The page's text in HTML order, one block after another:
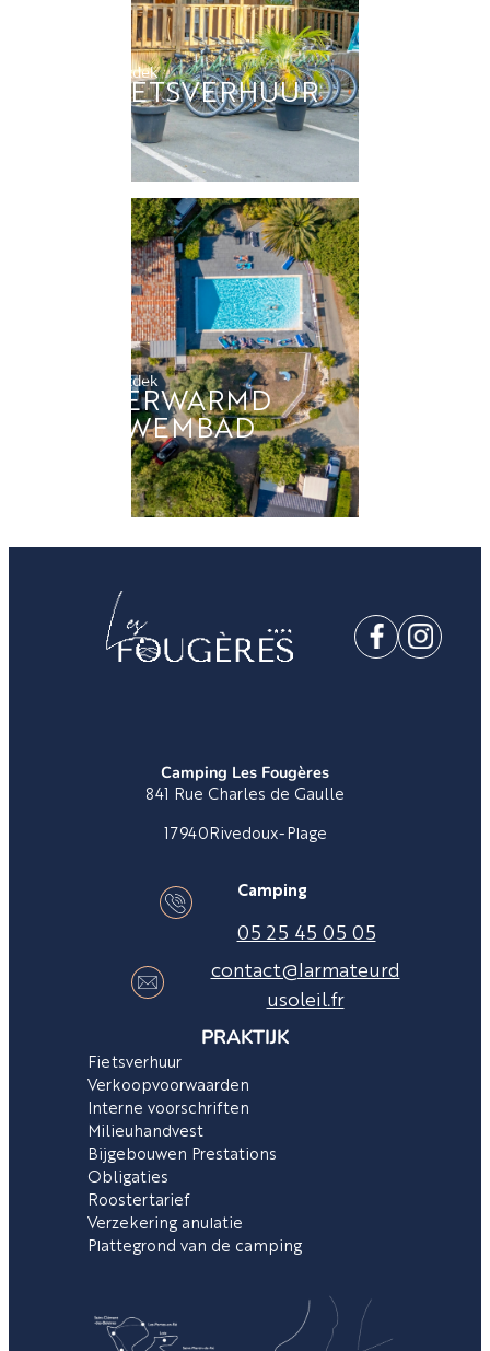
Ontdek
FIETSVERHUUR
Ontdek
VERWARMD
ZWEMBAD
Camping Les Fougères
841 Rue Charles de Gaulle
17940Rivedoux-Plage
Camping
05 25 45 05 05
contact@larmateurd
usoleil.fr
PRAKTIJK
Fietsverhuur
Verkoopvoorwaarden
Interne voorschriften
Milieuhandvest
Bijgebouwen Prestations
Obligaties
Roostertarief
Verzekering anulatie
Plattegrond van de camping